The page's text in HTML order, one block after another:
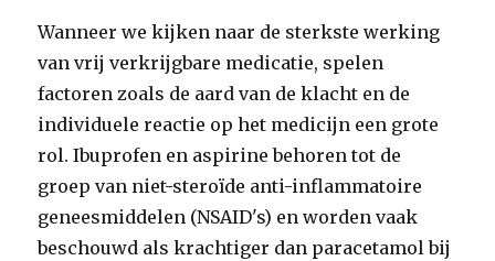
Wanneer we kijken naar de sterkste werking
van vrij verkrijgbare medicatie, spelen
factoren zoals de aard van de klacht en de
individuele reactie op het medicijn een grote
rol. Ibuprofen en aspirine behoren tot de
groep van niet-steroïde anti-inflammatoire
geneesmiddelen (NSAID's) en worden vaak
beschouwd als krachtiger dan paracetamol bij